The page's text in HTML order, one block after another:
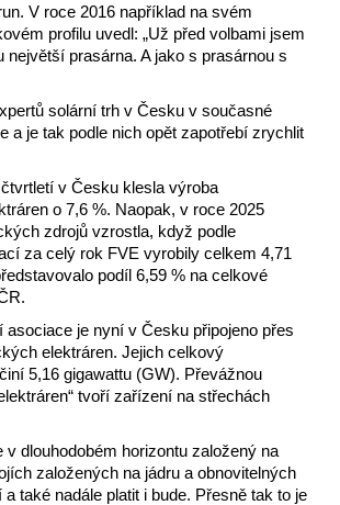
V roce 2016 například na svém
profilu uvedl: „Už před volbami jsem
největší prasárna. A jako s prasárnou s
solární trh v Česku v současné
a je tak podle nich opět zapotřebí zrychlit
v Česku klesla výroba
o 7,6 %. Naopak, v roce 2025
zdrojů vzrostla, když podle
za celý rok FVE vyrobily celkem 4,71
podíl 6,59 % na celkové
asociace je nyní v Česku připojeno přes
elektráren. Jejich celkový
5,16 gigawattu (GW). Převážnou
tvoří zařízení na střechách
v dlouhodobém horizontu založený na
založených na jádru a obnovitelných
a také nadále platit i bude. Přesně tak to je